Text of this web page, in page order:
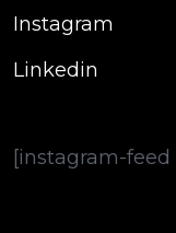
Instagram
Linkedin
[instagram-feed